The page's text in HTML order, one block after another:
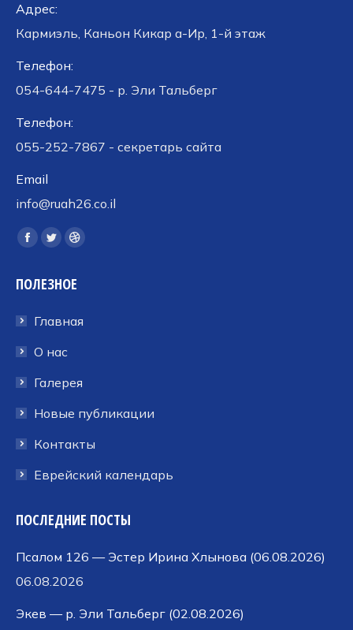
Адрес:
Кармиэль, Каньон Кикар а-Ир, 1-й этаж
Телефон:
054-644-7475 - р. Эли Тальберг
Телефон:
055-252-7867 - секретарь сайта
Email
info@ruah26.co.il
Ищите нас:
Страница
открывается
новом
окне
Страница
открывается
новом
окне
Страница
открывается
новом
ПОЛЕЗНОЕ
Главная
О нас
Галерея
Новые публикации
Контакты
Еврейский календарь
ПОСЛЕДНИЕ ПОСТЫ
Псалом 126 — Эстер Ирина Хлынова (06.08.2026)
06.08.2026
Экев — р. Эли Тальберг (02.08.2026)